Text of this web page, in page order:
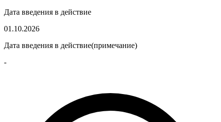
Дата введения в действие
01.10.2026
Дата введения в действие(примечание)
-